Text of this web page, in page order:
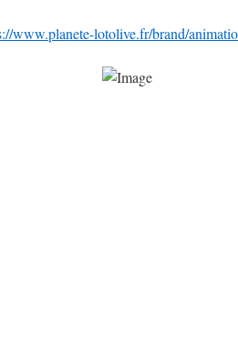
www.planete-lotolive.fr/brand/